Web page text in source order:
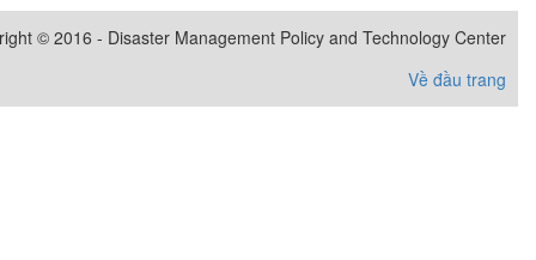
© 2016 - Disaster Management Policy and Technology Center
Về đầu trang